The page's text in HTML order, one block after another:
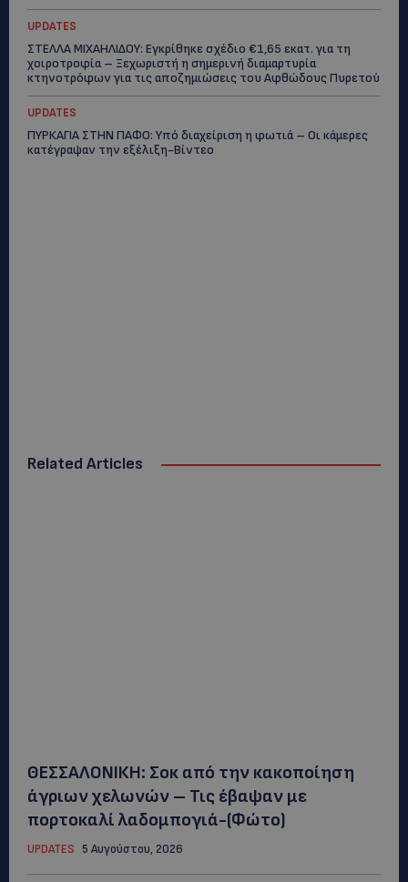
UPDATES
ΣΤΕΛΛΑ ΜΙΧΑΗΛΙΔΟΥ: Εγκρίθηκε σχέδιο €1,65 εκατ. για τη
χοιροτροφία – Ξεχωριστή η σημερινή διαμαρτυρία
κτηνοτρόφων για τις αποζημιώσεις του Αφθώδους Πυρετού
UPDATES
ΠΥΡΚΑΓΙΑ ΣΤΗΝ ΠΑΦΟ: Υπό διαχείριση η φωτιά – Οι κάμερες
κατέγραψαν την εξέλιξη-Βίντεο
Related Articles
ΘΕΣΣΑΛΟΝΙΚΗ: Σοκ από την κακοποίηση
άγριων χελωνών – Τις έβαψαν με
πορτοκαλί λαδομπογιά-(Φώτο)
UPDATES 5 Αυγούστου, 2026